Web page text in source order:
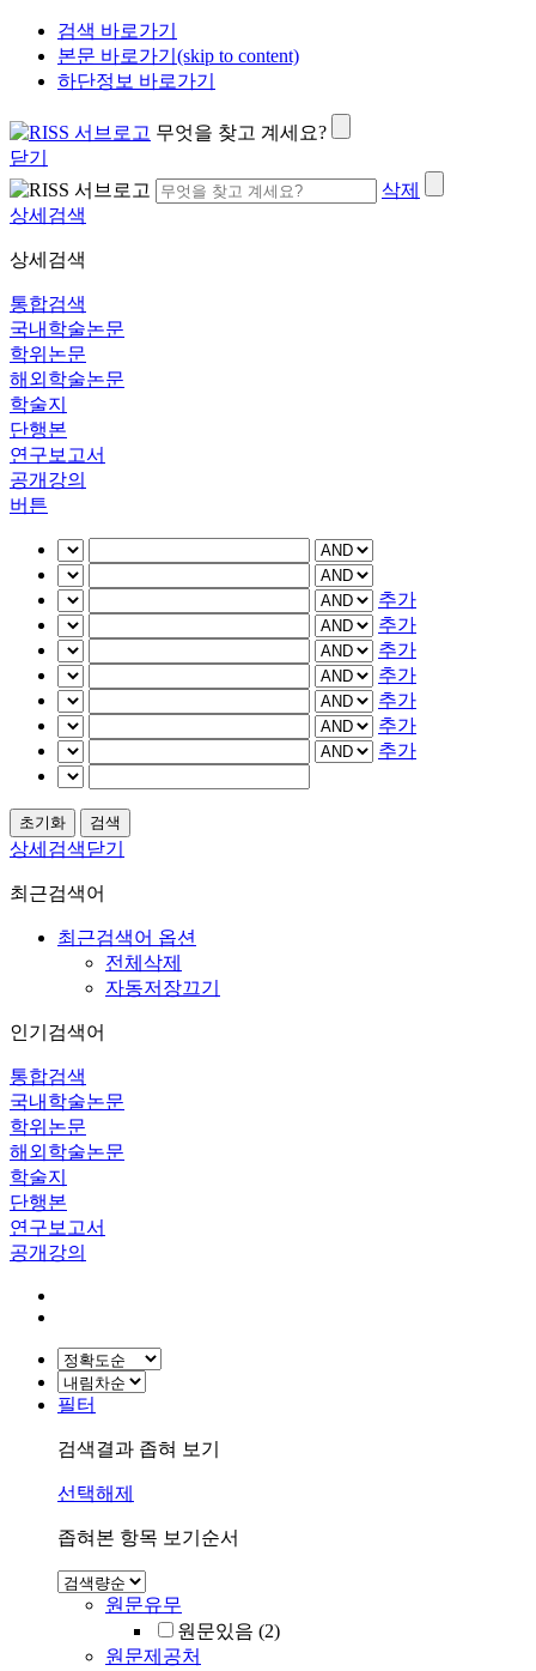
검색 바로가기
본문 바로가기(skip to content)
하단정보 바로가기
무엇을 찾고 계세요?
닫기
삭제
상세검색
상세검색
통합검색
국내학술논문
학위논문
해외학술논문
학술지
단행본
연구보고서
공개강의
버튼
추가
추가
추가
추가
추가
추가
추가
상세검색닫기
최근검색어
최근검색어 옵션
전체삭제
자동저장끄기
인기검색어
통합검색
국내학술논문
학위논문
해외학술논문
학술지
단행본
연구보고서
공개강의
필터
검색결과 좁혀 보기
선택해제
좁혀본 항목 보기순서
원문유무
원문있음 (2)
원문제공처